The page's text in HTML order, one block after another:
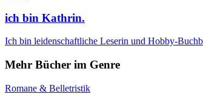
ich bin Kathrin.
Ich bin leidenschaftliche Leserin und Hobby-
Mehr Bücher im Genre
Romane & Belletristik